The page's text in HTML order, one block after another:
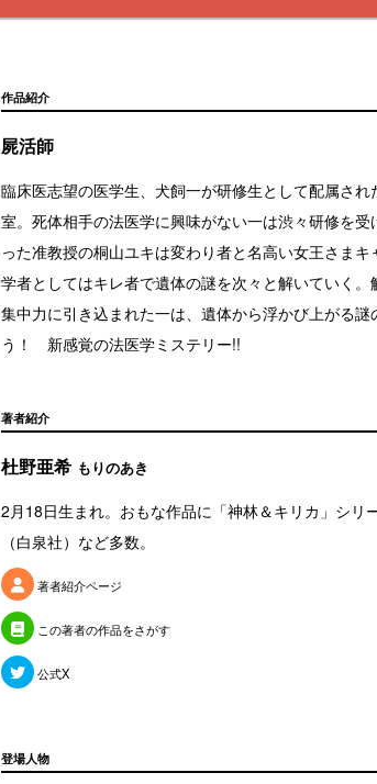
作品紹介
屍活師
臨床医志望の医学生、犬飼一が研修生として配属され
室。死体相手の法医学に興味がない一は渋々研修を
った准教授の桐山ユキは変わり者と名高い女王さま
学者としてはキレ者で遺体の謎を次々と解いていく
集中力に引き込まれた一は、遺体から浮かび上がる謎
う！ 新感覚の法医学ミステリー!!
著者紹介
杜野亜希 もりのあき
2月18日生まれ。おもな作品に「神林＆キリカ」シリ
（白泉社）など多数。
著者紹介ページ
この著者の作品をさがす
公式X
登場人物